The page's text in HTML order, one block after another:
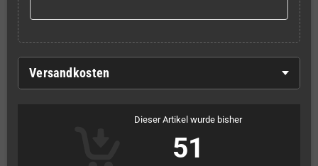
Versandkosten
Dieser Artikel wurde bisher
51